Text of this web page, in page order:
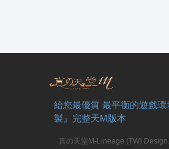
給您最優質 最平衡的遊戲
製』完整天M版本
真の天堂M-Lineage (TW)